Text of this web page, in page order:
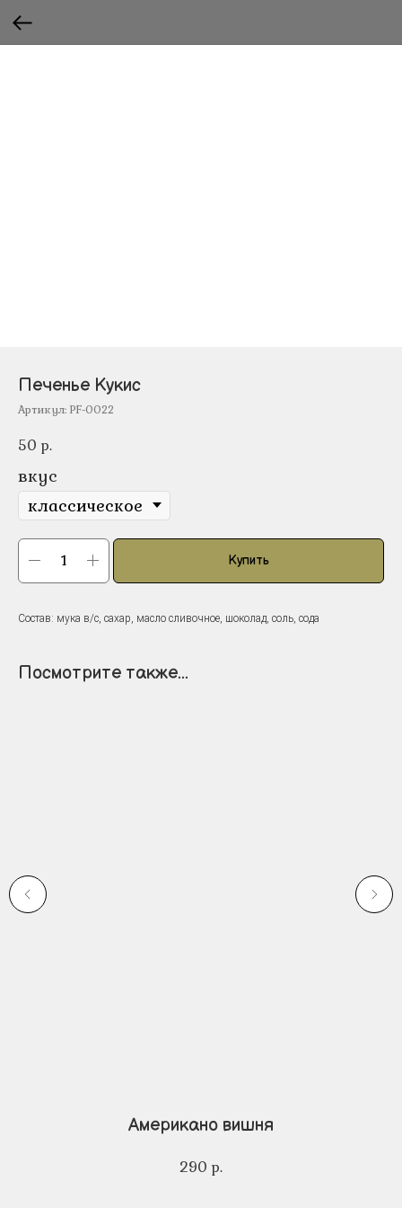
Печенье Кукис
Артикул: PF-0022
50 р.
вкус
Купить
Состав: мука в/с, сахар, масло сливочное, шоколад, соль, сода
Посмотрите также...
Американо вишня
290 р.